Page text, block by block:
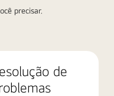
precisar.
de